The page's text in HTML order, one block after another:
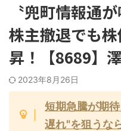
〝兜町情報通
株主撤退でも
昇！【8689】
2023年8月26日
短期急騰が期
遅れ"を狙うな